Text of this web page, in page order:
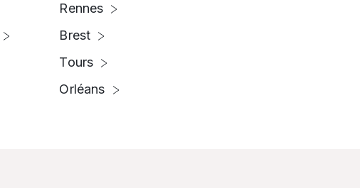
Rennes
Brest
Tours
Orléans